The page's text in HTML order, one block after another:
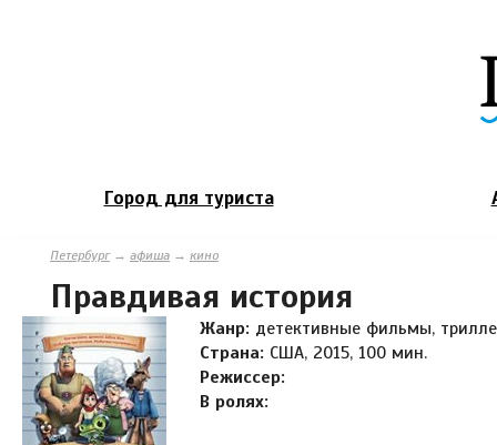
Город для туриста
Петербург→ афиша → кино
Правдивая история
Жанр: детективные фильмы,
Страна: США, 2015, 100 мин.
Режиссер:
В ролях: